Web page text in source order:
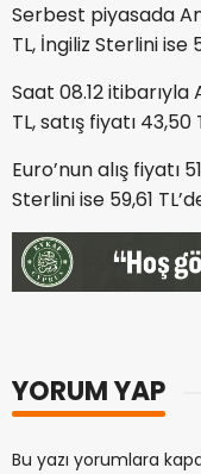
Serbest piyasada
TL, İngiliz Sterlini ise
Saat 08.12 itibarıyla
TL, satış fiyatı 43,50
Euro’nun alış fiyatı
Sterlini ise 59,61
YORUM YAP
Bu yazı yorumlara